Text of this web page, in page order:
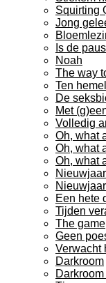
Squirting
Jong
Is de
Noah
The way
Ten
De
Met
Volledig
Oh, what
Oh, what
Oh, what
Een hete
Tijden
The game
Geen
Verwacht
Darkroom
Darkroom II